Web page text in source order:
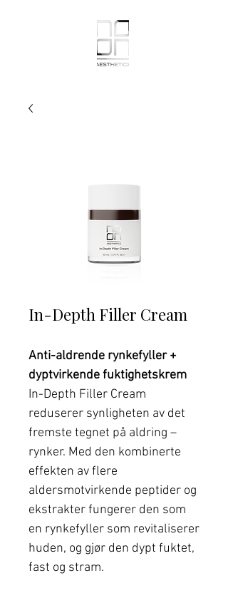
In-Depth Filler Cream
Anti-aldrende rynkefyller +
dyptvirkende fuktighetskrem
In-Depth Filler Cream
reduserer synligheten av det
fremste tegnet på aldring –
rynker. Med den kombinerte
effekten av flere
aldersmotvirkende peptider og
ekstrakter fungerer den som
en rynkefyller som revitaliserer
huden, og gjør den dypt fuktet,
fast og stram.